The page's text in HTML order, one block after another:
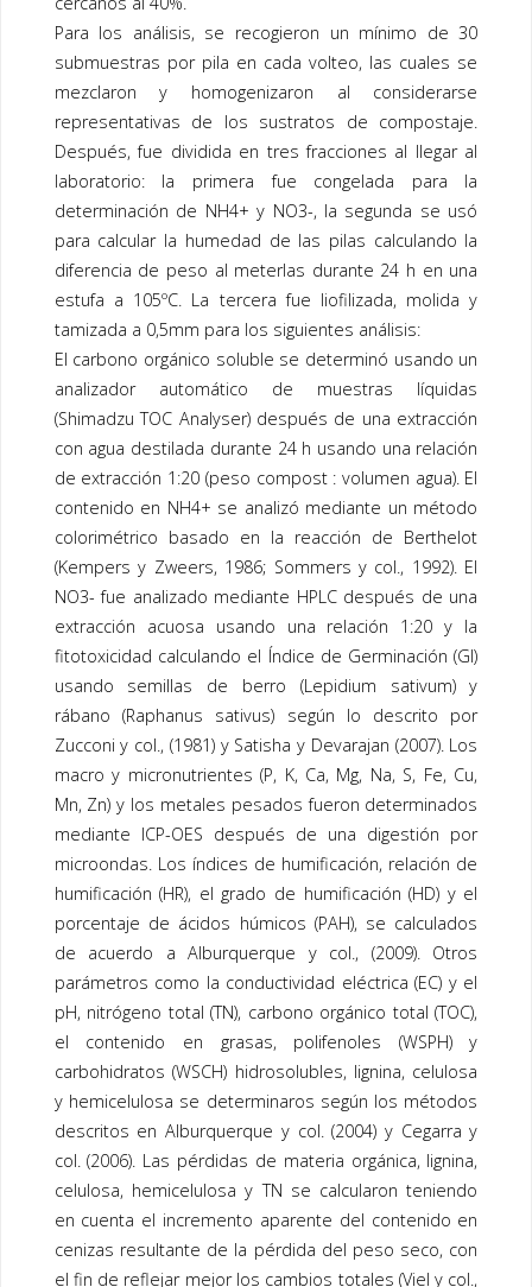
Para los análisis, se recogieron un mínimo de 30
submuestras por pila en cada volteo, las cuales se
mezclaron y homogenizaron al considerarse
representativas de los sustratos de compostaje.
Después, fue dividida en tres fracciones al llegar al
laboratorio: la primera fue congelada para la
determinación de NH4+ y NO3-, la segunda se usó
para calcular la humedad de las pilas calculando la
diferencia de peso al meterlas durante 24 h en una
estufa a 105ºC. La tercera fue liofilizada, molida y
tamizada a 0,5mm para los siguientes análisis:
El carbono orgánico soluble se determinó usando un
analizador automático de muestras líquidas
(Shimadzu TOC Analyser) después de una extracción
con agua destilada durante 24 h usando una relación
de extracción 1:20 (peso compost : volumen agua). El
contenido en NH4+ se analizó mediante un método
colorimétrico basado en la reacción de Berthelot
(Kempers y Zweers, 1986; Sommers y col., 1992). El
NO3- fue analizado mediante HPLC después de una
extracción acuosa usando una relación 1:20 y la
fitotoxicidad calculando el Índice de Germinación (GI)
usando semillas de berro (Lepidium sativum) y
rábano (Raphanus sativus) según lo descrito por
Zucconi y col., (1981) y Satisha y Devarajan (2007). Los
macro y micronutrientes (P, K, Ca, Mg, Na, S, Fe, Cu,
Mn, Zn) y los metales pesados fueron determinados
mediante ICP-OES después de una digestión por
microondas. Los índices de humificación, relación de
humificación (HR), el grado de humificación (HD) y el
porcentaje de ácidos húmicos (PAH), se calculados
de acuerdo a Alburquerque y col., (2009). Otros
parámetros como la conductividad eléctrica (EC) y el
pH, nitrógeno total (TN), carbono orgánico total (TOC),
el contenido en grasas, polifenoles (WSPH) y
carbohidratos (WSCH) hidrosolubles, lignina, celulosa
y hemicelulosa se determinaros según los métodos
descritos en Alburquerque y col. (2004) y Cegarra y
col. (2006). Las pérdidas de materia orgánica, lignina,
celulosa, hemicelulosa y TN se calcularon teniendo
en cuenta el incremento aparente del contenido en
cenizas resultante de la pérdida del peso seco, con
el fin de reflejar mejor los cambios totales (Viel y col.,